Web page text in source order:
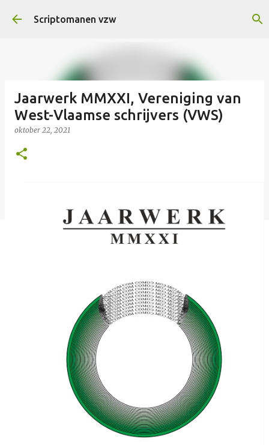
Doorgaan naar hoofdcontent
Scriptomanen vzw
Jaarwerk MMXXI, Vereniging van
West-Vlaamse schrijvers (VWS)
oktober 22, 2021